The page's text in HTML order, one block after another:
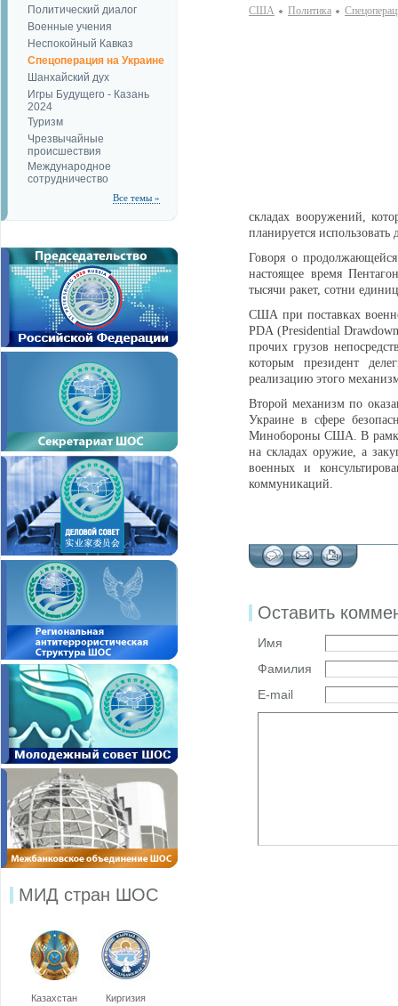
Политический диалог
Военные учения
Неспокойный Кавказ
Спецоперация на Украине
Шанхайский дух
Игры Будущего - Казань
2024
Туризм
Чрезвычайные
происшествия
Международное
сотрудничество
Все темы »
МИД стран ШОС
Казахстан Киргизия
США Политика
складах вооружений,
планируется
Говоря о
настоящее время
тысячи ракет, сотни
США при поставках
PDA (Presidential
прочих грузов
которым президент
реализацию этого
Второй механизм по
Украине в сфере
Минобороны США. В
на складах оружие, а
военных и
коммуникаций.
Оставить
Имя
Фамилия
E-mail